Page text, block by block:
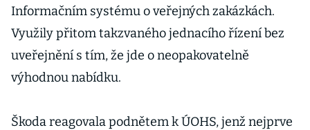
Informačním systému o veřejných zakázkách.
Využily přitom takzvaného jednacího řízení bez
uveřejnění s tím, že jde o neopakovatelně
výhodnou nabídku.
Škoda reagovala podnětem k ÚOHS, jenž nejprve